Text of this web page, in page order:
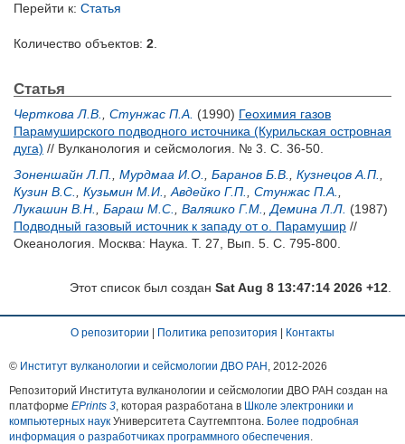
Перейти к: Статья
Количество объектов: 2
Статья
Черткова Л.В. Стунжас П.А. (1990) Геохимия газов
Парамуширского подводного источника (Курильская островная
дуга) // Вулканология и сейсмология. № 3. С. 36-50.
Зоненшайн Л.П.
Мурдмаа И.О. Баранов Б.В. Кузнецов А.П.
Кузин В.С.
Кузьмин М.И. Авдейко Г.П. Стунжас П.А.
Лукашин В.Н.
Бараш М.С. Валяшко Г.М. Демина Л.Л. (1987)
Подводный газовый источник к западу от о. Парамушир //
Океанология. Москва: Наука. Т. 27, Вып. 5. С. 795-800.
Этот список был создан Sat Aug 8 13:47:14 2026 +12
О репозитории Политика репозитория Контакты
© Институт вулканологии и сейсмологии ДВО РАН , 2012-2026
Репозиторий Института вулканологии и сейсмологии ДВО РАН создан на
платформе EPrints 3, которая разработана в Школе электроники и
компьютерных наук Университета Саутгемптона. Более подробная
информация о разработчиках программного обеспечения.